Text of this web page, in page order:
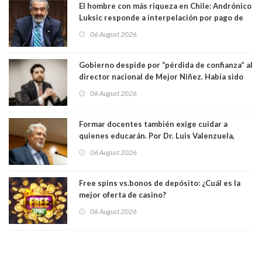
El hombre con más riqueza en Chile: Andrónico
Luksic responde a interpelación por pago de
día que me muera”
06 August 2026
Gobierno despide por “pérdida de confianza” al
director nacional de Mejor Niñez. Había sido
06 August 2026
Formar docentes también exige cuidar a
quienes educarán. Por Dr. Luis Valenzuela,
Académicos U. Católica Silva Henríquez
06 August 2026
Free spins vs.bonos de depósito: ¿Cuál es la
mejor oferta de casino?
06 August 2026